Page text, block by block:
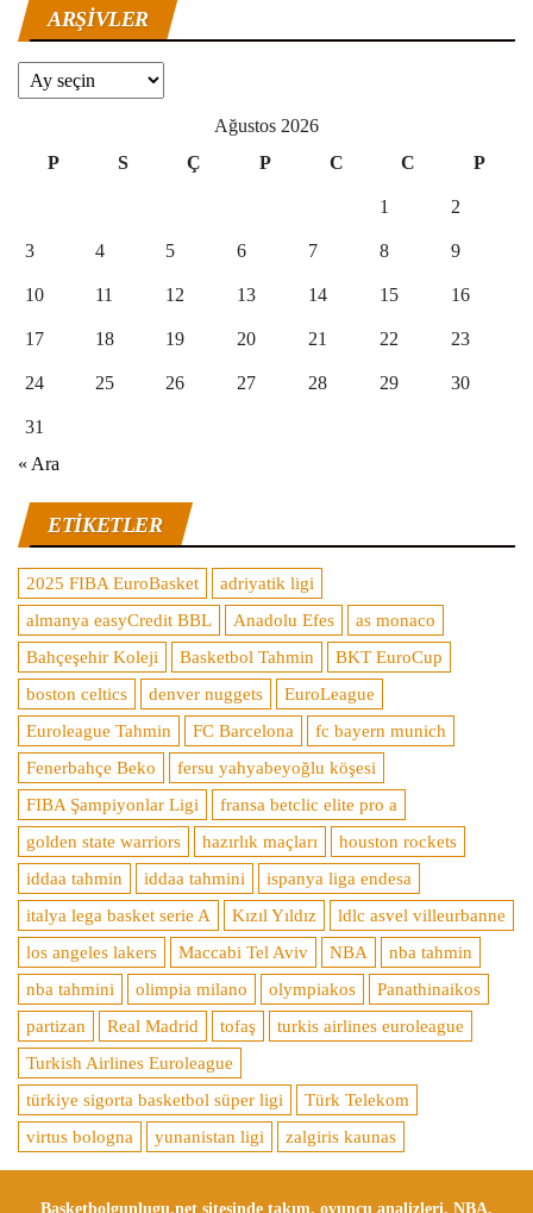
ARŞIVLER
Arşivler
Ağustos 2026
P
S Ç P C C P
1 2
3 4 5 6 7 8 9
10 11 12 13 14 15 16
17 18 19 20 21 22 23
24 25 26 27 28 29 30
31
« Ara
ETIKETLER
2025 FIBA EuroBasket
adriyatik ligi
almanya easyCredit BBL
Anadolu Efes
as monaco
Bahçeşehir Koleji
Basketbol Tahmin
BKT EuroCup
boston celtics
denver nuggets
EuroLeague
Euroleague Tahmin
FC Barcelona
fc bayern munich
Fenerbahçe Beko
fersu yahyabeyoğlu köşesi
FIBA Şampiyonlar Ligi
fransa betclic elite pro a
golden state warriors
hazırlık maçları
houston rockets
iddaa tahmin
iddaa tahmini
ispanya liga endesa
italya lega basket serie A
Kızıl Yıldız
ldlc asvel villeurbanne
los angeles lakers
Maccabi Tel Aviv NBA
nba tahmin
nba tahmini
olimpia milano olympiakos
Panathinaikos
partizan
Real Madrid tofaş
turkis airlines euroleague
Turkish Airlines Euroleague
türkiye sigorta basketbol süper ligi
Türk Telekom
virtus bologna
yunanistan ligi zalgiris kaunas
Basketbolgunlugu.net sitesinde takım, oyuncu analizleri, NBA,